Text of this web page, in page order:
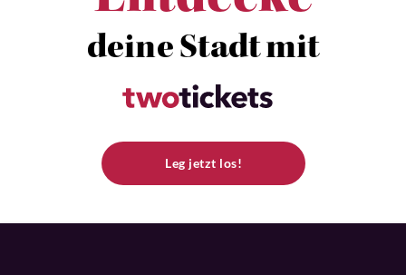
deine Stadt mit
Leg jetzt los!